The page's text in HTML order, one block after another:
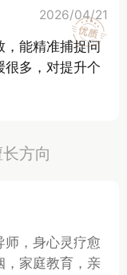
2026/04/21
，能精准捕捉问
很多，对提升个
方向
师，身心灵疗愈
，家庭教育，亲